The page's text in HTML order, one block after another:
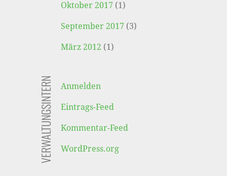
Oktober 2017 (1)
September 2017 (3)
März 2012 (1)
VERWALTUNGSINTERN Anmelden
Eintrags-Feed
Kommentar-Feed
WordPress.org